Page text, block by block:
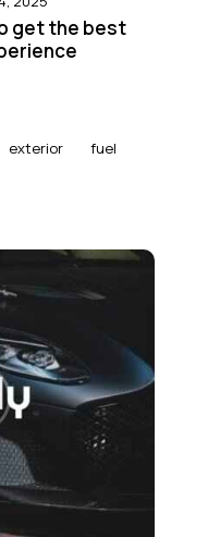
get the best
exterior
fuel